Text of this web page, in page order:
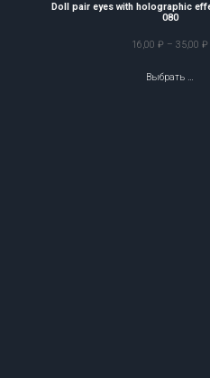
Doll pair eyes with holographic
080
16,00 ₽ – 35,00 ₽
Выбрать …